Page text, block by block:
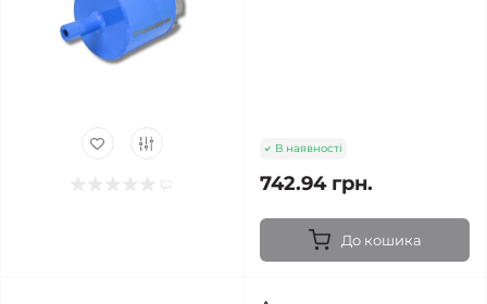
В наявності
742.94 грн.
До кошика